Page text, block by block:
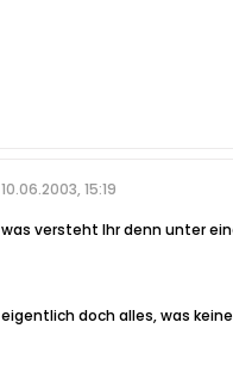
10.06.2003, 15:19
was versteht Ihr denn unter
eigentlich doch alles, was